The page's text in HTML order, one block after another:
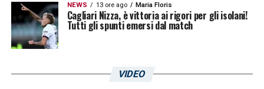
NEWS 13 ore ago Maria Floris
Cagliari Nizza, è vittoria ai rigori per gli isolani!
Tutti gli spunti emersi dal match
VIDEO